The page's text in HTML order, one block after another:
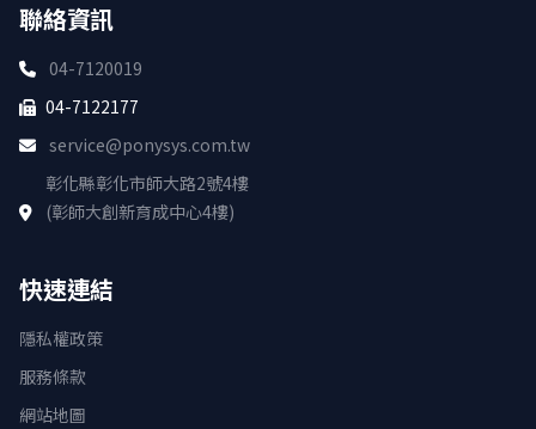
聯絡資訊
04-7120019
04-7122177
service@ponysys.com.tw
彰化縣彰化市師大路2號4樓
(彰師大創新育成中心4樓)
快速連結
隱私權政策
服務條款
網站地圖